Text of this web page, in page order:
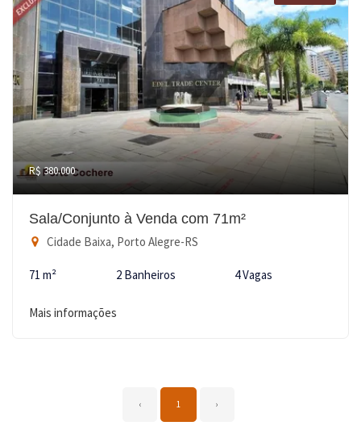
R$ 380.000
Sala/Conjunto à Venda com 71m²
Cidade Baixa, Porto Alegre-RS
71 m² 2 Banheiros 4 Vagas
Mais informações
‹ 1 ›